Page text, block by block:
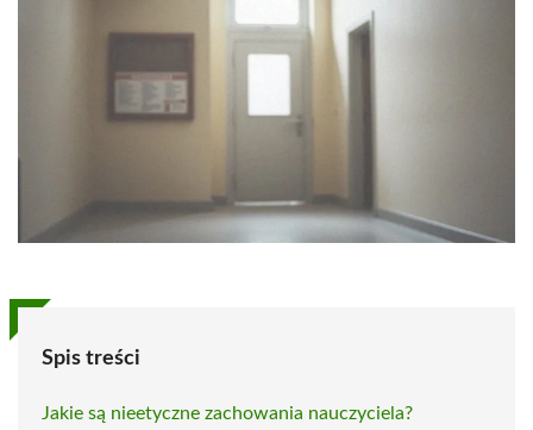
Spis treści
Jakie są nieetyczne zachowania nauczyciela?